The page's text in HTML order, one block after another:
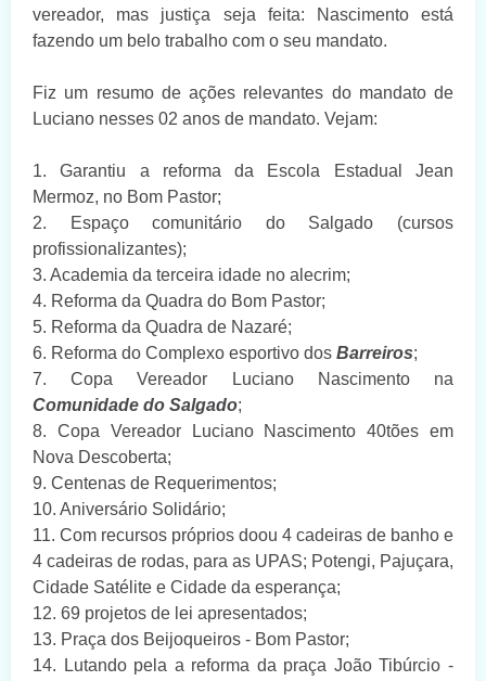
vereador, mas justiça seja feita: Nascimento está
fazendo um belo trabalho com o seu mandato.
Fiz um resumo de ações relevantes do mandato de
Luciano nesses 02 anos de mandato. Vejam:
1. Garantiu a reforma da Escola Estadual Jean
Mermoz, no Bom Pastor;
2. Espaço comunitário do Salgado (cursos
profissionalizantes);
3. Academia da terceira idade no alecrim;
4. Reforma da Quadra do Bom Pastor;
5. Reforma da Quadra de Nazaré;
6. Reforma do Complexo esportivo dos Barreiros;
7. Copa Vereador Luciano Nascimento na
Comunidade do Salgado;
8. Copa Vereador Luciano Nascimento 40tões em
Nova Descoberta;
9. Centenas de Requerimentos;
10. Aniversário Solidário;
11. Com recursos próprios doou 4 cadeiras de banho e
4 cadeiras de rodas, para as UPAS; Potengi, Pajuçara,
Cidade Satélite e Cidade da esperança;
12. 69 projetos de lei apresentados;
13. Praça dos Beijoqueiros - Bom Pastor;
14. Lutando pela a reforma da praça João Tibúrcio -